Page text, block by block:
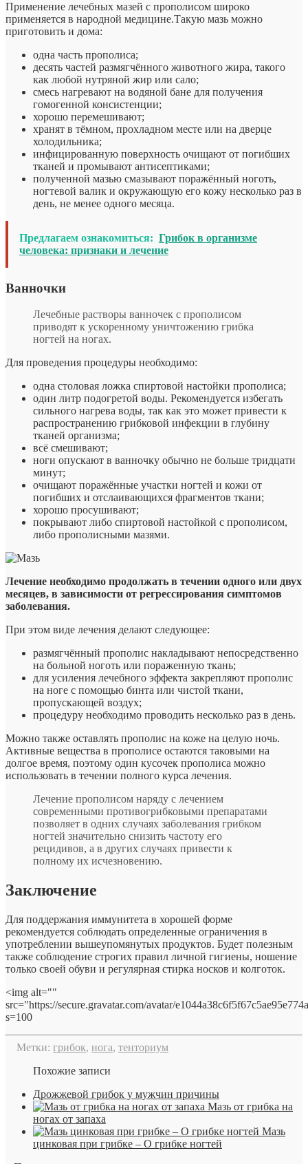
Применение лечебных мазей с прополисом широко
применяется в народной медицине.Такую мазь можно
приготовить и дома:
одна часть прополиса;
десять частей размягчённого животного жира, такого
как любой нутряной жир или сало;
смесь нагревают на водяной бане для получения
гомогенной консистенции;
хорошо перемешивают;
хранят в тёмном, прохладном месте или на дверце
холодильника;
инфицированную поверхность очищают от погибших
тканей и промывают антисептиками;
полученной мазью смазывают поражённый ноготь,
ногтевой валик и окружающую его кожу несколько раз в
день, не менее одного месяца.
Предлагаем ознакомиться: Грибок в организме
человека: признаки и лечение
Ванночки
Лечебные растворы ванночек с прополисом
приводят к ускоренному уничтожению грибка
ногтей на ногах.
Для проведения процедуры необходимо:
одна столовая ложка спиртовой настойки прополиса;
один литр подогретой воды. Рекомендуется избегать
сильного нагрева воды, так как это может привести к
распространению грибковой инфекции в глубину
тканей организма;
всё смешивают;
ноги опускают в ванночку обычно не больше тридцати
минут;
очищают поражённые участки ногтей и кожи от
погибших и отслаивающихся фрагментов ткани;
хорошо просушивают;
покрывают либо спиртовой настойкой с прополисом,
либо прополисными мазями.
Лечение необходимо продолжать в течении одного или двух
месяцев, в зависимости от регрессирования симптомов
заболевания.
При этом виде лечения делают следующее:
размягчённый прополис накладывают непосредственно
на больной ноготь или пораженную ткань;
для усиления лечебного эффекта закрепляют прополис
на ноге с помощью бинта или чистой ткани,
пропускающей воздух;
процедуру необходимо проводить несколько раз в день.
Можно также оставлять прополис на коже на целую ночь.
Активные вещества в прополисе остаются таковыми на
долгое время, поэтому один кусочек прополиса можно
использовать в течении полного курса лечения.
Лечение прополисом наряду с лечением
современными противогрибковыми препаратами
позволяет в одних случаях заболевания грибком
ногтей значительно снизить частоту его
рецидивов, а в других случаях привести к
полному их исчезновению.
Заключение
Для поддержания иммунитета в хорошей форме
рекомендуется соблюдать определенные ограничения в
употреблении вышеупомянутых продуктов. Будет полезным
также соблюдение строгих правил личной гигиены, ношение
только своей обуви и регулярная стирка носков и колготок.
<img alt=""
src="https://secure.gravatar.com/avatar/
s=100
Метки: грибок, нога, тенториум
Похожие записи
Дрожжевой грибок у мужчин причины
Мазь от грибка на
ногах от запаха
Мазь
цинковая при грибке – О грибке ногтей